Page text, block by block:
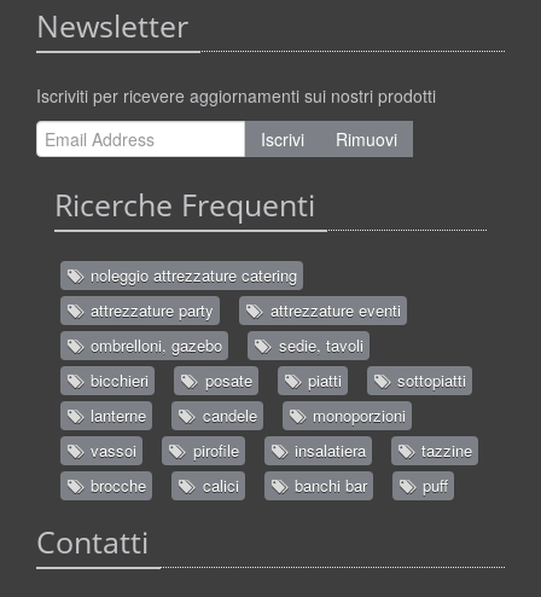
Newsletter
Iscriviti per ricevere aggiornamenti sui nostri prodotti
Iscrivi
Rimuovi
Ricerche Frequenti
noleggio attrezzature catering
attrezzature party
attrezzature eventi
ombrelloni, gazebo
sedie, tavoli
bicchieri
posate piatti
sottopiatti
lanterne
candele
monoporzioni
vassoi
pirofile insalatiera
tazzine
brocche
calici banchi bar puff
Contatti